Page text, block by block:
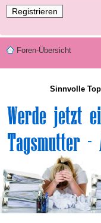
Registrieren
Foren-Übersicht
Sinnvolle